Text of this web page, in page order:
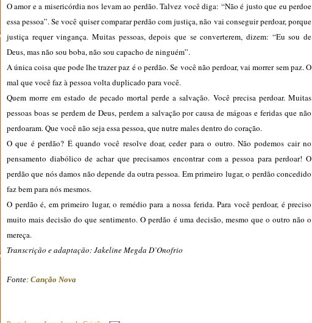
O amor e a misericórdia nos levam ao perdão. Talvez você diga: “Não é justo que eu perdoe
essa pessoa”. Se você quiser comparar perdão com justiça, não vai conseguir perdoar, porque
justiça requer vingança. Muitas pessoas, depois que se converterem, dizem: “Eu sou de
Deus, mas não sou boba, não sou capacho de ninguém”.
A única coisa que pode lhe trazer paz é o perdão. Se você não perdoar, vai morrer sem paz. O
mal que você faz à pessoa volta duplicado para você.
Quem morre em estado de pecado mortal perde a salvação. Você precisa perdoar. Muitas
pessoas boas se perdem de Deus, perdem a salvação por causa de mágoas e feridas que não
perdoaram. Que você não seja essa pessoa, que nutre males dentro do coração.
O que é perdão? É quando você resolve doar, ceder para o outro. Não podemos cair no
pensamento diabólico de achar que precisamos encontrar com a pessoa para perdoar! O
perdão que nós damos não depende da outra pessoa. Em primeiro lugar, o perdão concedido
faz bem para nós mesmos.
O perdão é, em primeiro lugar, o remédio para a nossa ferida. Para você perdoar, é preciso
muito mais decisão do que sentimento. O perdão é uma decisão, mesmo que o outro não o
mereça.
Transcrição e adaptação: Jakeline Megda D’Onofrio
Fonte: Canção Nova